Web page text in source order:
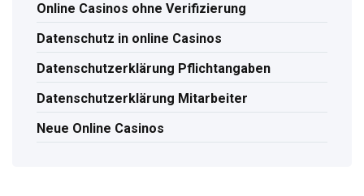
Online Casinos ohne Verifizierung
Datenschutz in online Casinos
Datenschutzerklärung Pflichtangaben
Datenschutzerklärung Mitarbeiter
Neue Online Casinos